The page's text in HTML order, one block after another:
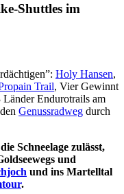
Shuttles im
Holy Hansen,
Trail, Vier Gewinnt
Länder Endurotrails am
Genussradweg durch
Schneelage zulässt,
und
und ins Martelltal
.